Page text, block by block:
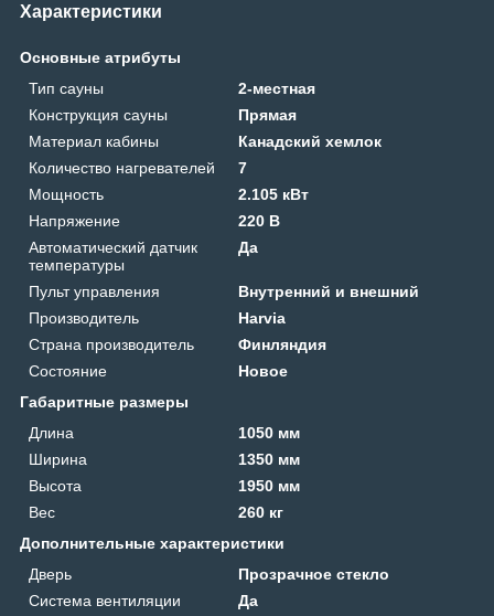
Характеристики
Основные атрибуты
Тип сауны
2-местная
Конструкция сауны
Прямая
Материал кабины
Канадский хемлок
Количество нагревателей
7
Мощность
2.105 кВт
Напряжение
220 В
Автоматический датчик
температуры
Да
Пульт управления
Внутренний и внешний
Производитель
Harvia
Страна производитель
Финляндия
Состояние
Новое
Габаритные размеры
Длина
1050 мм
Ширина
1350 мм
Высота
1950 мм
Вес
260 кг
Дополнительные характеристики
Дверь
Прозрачное стекло
Система вентиляции
Да